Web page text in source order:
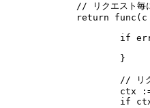
// リクエスト
	return
func ( c
		if
		}
//
		ctx
		if